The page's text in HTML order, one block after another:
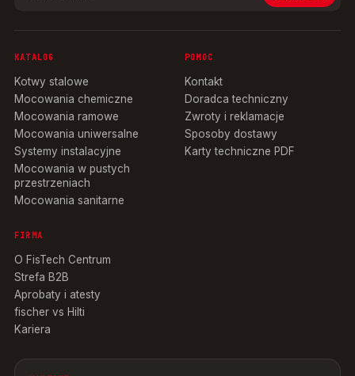
KATALOG
Kotwy stalowe
Mocowania chemiczne
Mocowania ramowe
Mocowania uniwersalne
Systemy instalacyjne
Mocowania w pustych
przestrzeniach
Mocowania sanitarne
POMOC
Kontakt
Doradca techniczny
Zwroty i reklamacje
Sposoby dostawy
Karty techniczne PDF
FIRMA
O FisTech Centrum
Strefa B2B
Aprobaty i atesty
fischer vs Hilti
Kariera